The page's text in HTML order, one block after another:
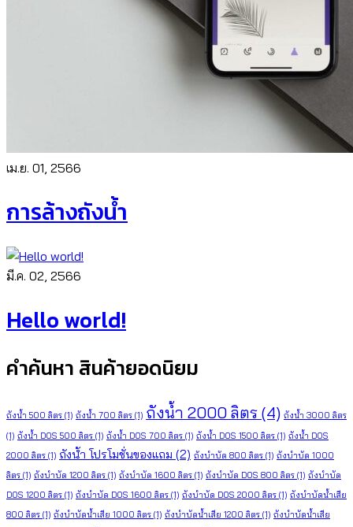
เม.ย. 01, 2566
การล้างถังน้ำ
มี.ค. 02, 2566
Hello world!
คำค้นหา สินค้ายอดนิยม
ถังน้ำ 500 ลิตร (1) ถังน้ำ 700 ลิตร (1) ถังน้ำ 2000 ลิตร (4) ถังน้ำ 3000 ลิตร
(1) ถังน้ำ DOS 500 ลิตร (1) ถังน้ำ DOS 700 ลิตร (1) ถังน้ำ DOS 1500 ลิตร (1) ถังน้ำ DOS
2000 ลิตร (1) ถังน้ำ โปรโมชั่นของแถม (2) ถังบำบัด 800 ลิตร (1) ถังบำบัด 1000
ลิตร (1) ถังบำบัด 1200 ลิตร (1) ถังบำบัด 1600 ลิตร (1) ถังบำบัด DOS 800 ลิตร (1) ถังบำบัด
DOS 1200 ลิตร (1) ถังบำบัด DOS 1600 ลิตร (1) ถังบำบัด DOS 2000 ลิตร (1) ถังบำบัดน้ำเสีย
800 ลิตร (1) ถังบำบัดน้ำเสีย 1000 ลิตร (1) ถังบำบัดน้ำเสีย 1200 ลิตร (1) ถังบำบัดน้ำเสีย